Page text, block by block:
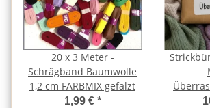
20 x 3 Meter -
Schrägband Baumwolle
1,2 cm FARBMIX gefalzt
1,99 € *